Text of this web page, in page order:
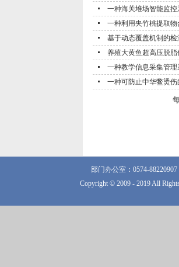
一种海关堆场智能监控
一种利用夹竹桃提取
基于动态覆盖机制的
养殖大黄鱼超高压脱脂
一种教学信息采集管理
一种可防止中华鳖烫伤
部门办公室：0574-
Copyright © 2009 - 2019 All